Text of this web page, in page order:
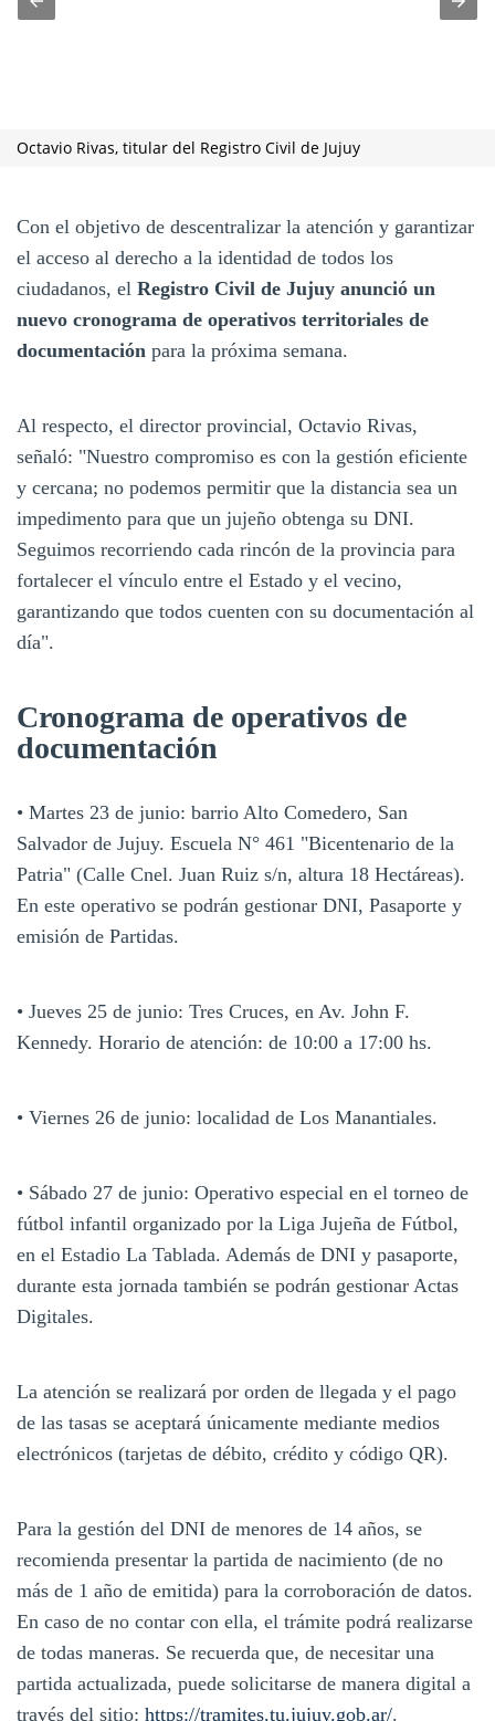
Octavio Rivas, titular del Registro Civil de Jujuy
Con el objetivo de descentralizar la atención y garantizar
el acceso al derecho a la identidad de todos los
ciudadanos, el Registro Civil de Jujuy anunció un
nuevo cronograma de operativos territoriales de
documentación para la próxima semana.
Al respecto, el director provincial, Octavio Rivas,
señaló: "Nuestro compromiso es con la gestión eficiente
y cercana; no podemos permitir que la distancia sea un
impedimento para que un jujeño obtenga su DNI.
Seguimos recorriendo cada rincón de la provincia para
fortalecer el vínculo entre el Estado y el vecino,
garantizando que todos cuenten con su documentación al
día".
Cronograma de operativos de
documentación
• Martes 23 de junio: barrio Alto Comedero, San
Salvador de Jujuy. Escuela N° 461 "Bicentenario de la
Patria" (Calle Cnel. Juan Ruiz s/n, altura 18 Hectáreas).
En este operativo se podrán gestionar DNI, Pasaporte y
emisión de Partidas.
• Jueves 25 de junio: Tres Cruces, en Av. John F.
Kennedy. Horario de atención: de 10:00 a 17:00 hs.
• Viernes 26 de junio: localidad de Los Manantiales.
• Sábado 27 de junio: Operativo especial en el torneo de
fútbol infantil organizado por la Liga Jujeña de Fútbol,
en el Estadio La Tablada. Además de DNI y pasaporte,
durante esta jornada también se podrán gestionar Actas
Digitales.
La atención se realizará por orden de llegada y el pago
de las tasas se aceptará únicamente mediante medios
electrónicos (tarjetas de débito, crédito y código QR).
Para la gestión del DNI de menores de 14 años, se
recomienda presentar la partida de nacimiento (de no
más de 1 año de emitida) para la corroboración de datos.
En caso de no contar con ella, el trámite podrá realizarse
de todas maneras. Se recuerda que, de necesitar una
partida actualizada, puede solicitarse de manera digital a
través del sitio: https://tramites.tu.jujuy.gob.ar/.